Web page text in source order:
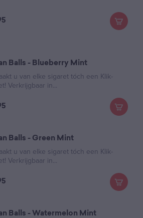
Balls - Blueberry Mint
u van elke sigaret tóch een Klik-
Verkrijgbaar in...
Balls - Green Mint
u van elke sigaret tóch een Klik-
Verkrijgbaar in...
Balls - Watermelon Mint